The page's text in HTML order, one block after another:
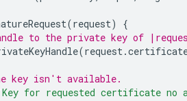
(request)
{
to the private key of
(request.
key isn't available.
for requested certificate no